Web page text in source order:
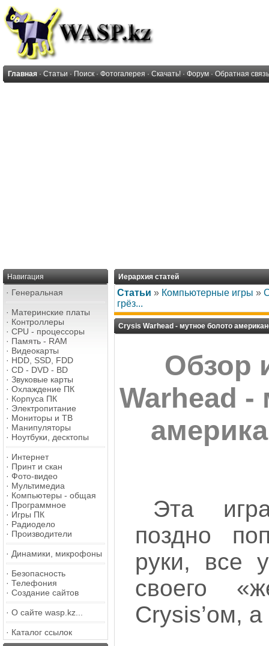
Главная · Статьи · Поиск · Фотогалерея · Скачать! · Форум · Обратная связь
Навигация
· Генеральная
· Материнские платы
· Контроллеры
· CPU - процессоры
· Память - RAM
· Видеокарты
· HDD, SSD, FDD
· CD - DVD - BD
· Звуковые карты
· Охлаждение ПК
· Корпуса ПК
· Электропитание
· Мониторы и ТВ
· Манипуляторы
· Ноутбуки, десктопы
· Интернет
· Принт и скан
· Фото-видео
· Мультимедиа
· Компьютеры - общая
· Программное
· Игры ПК
· Радиодело
· Производители
· Динамики, микрофоны
· Безопасность
· Телефония
· Создание сайтов
· О сайте wasp.kz...
· Каталог ссылок
Иерархия статей
Статьи » Компьютерные игры »
грёз...
Crysis Warhead - мутное болото
Обзор
Warhead -
Эта
поздно
руки, все
своего
Crysis’ом,